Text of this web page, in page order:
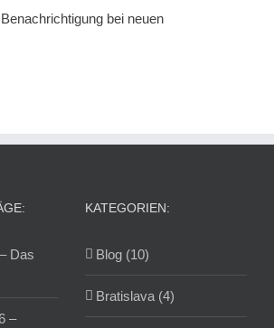
Benachrichtigung bei neuen
Das
–
KATEGORIEN:
Blog (10)
Bratislava (4)